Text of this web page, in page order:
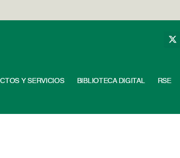
Y SERVICIOS BIBLIOTECA DIGITAL RSE